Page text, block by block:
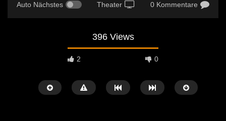
Auto Nächstes Theater 0 Kommentare
396 Views
2 0